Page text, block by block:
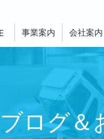
事業案内 会社案内
ブログ＆